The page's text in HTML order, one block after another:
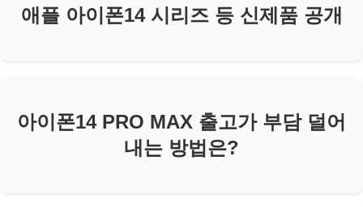
애플 아이폰14 시리즈 등 신제품 공개
아이폰14 PRO MAX 출고가 부담 덜어
내는 방법은?